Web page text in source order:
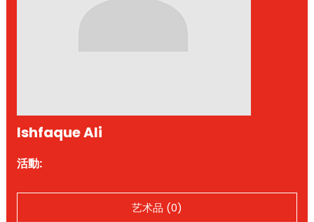
Ishfaque Ali
活動:
艺术品 (0)